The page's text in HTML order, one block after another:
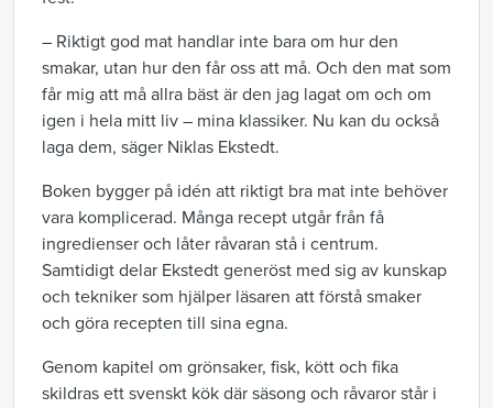
– Riktigt god mat handlar inte bara om hur den
smakar, utan hur den får oss att må. Och den mat som
får mig att må allra bäst är den jag lagat om och om
igen i hela mitt liv – mina klassiker. Nu kan du också
laga dem, säger Niklas Ekstedt.
Boken bygger på idén att riktigt bra mat inte behöver
vara komplicerad. Många recept utgår från få
ingredienser och låter råvaran stå i centrum.
Samtidigt delar Ekstedt generöst med sig av kunskap
och tekniker som hjälper läsaren att förstå smaker
och göra recepten till sina egna.
Genom kapitel om grönsaker, fisk, kött och fika
skildras ett svenskt kök där säsong och råvaror står i